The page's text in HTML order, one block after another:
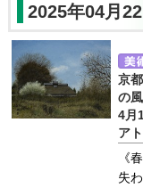
2025年04月
京
の
4月
ア
《
失